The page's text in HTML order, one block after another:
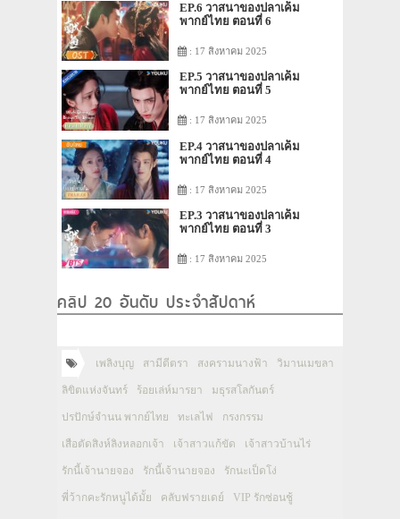
EP.6 วาสนาของปลาเค็ม
พากย์ไทย ตอนที่ 6
: 17 สิงหาคม 2025
EP.5 วาสนาของปลาเค็ม
พากย์ไทย ตอนที่ 5
: 17 สิงหาคม 2025
EP.4 วาสนาของปลาเค็ม
พากย์ไทย ตอนที่ 4
: 17 สิงหาคม 2025
EP.3 วาสนาของปลาเค็ม
พากย์ไทย ตอนที่ 3
: 17 สิงหาคม 2025
คลิป 20 อันดับ ประจำสัปดาห์
เพลิงบุญ สามีตีตรา สงครามนางฟ้า วิมานเมขลา
ลิขิตแห่งจันทร์ ร้อยเล่ห์มารยา มธุรสโลกันตร์
ปรปักษ์จำนน พากย์ไทย ทะเลไฟ กรงกรรม
เสือตัดสิงห์ลิงหลอกเจ้า เจ้าสาวแก้ขัด เจ้าสาวบ้านไร่
รักนี้เจ้านายจอง รักนี้เจ้านายจอง รักนะเป็ดโง่
พี่ว้ากคะรักหนูได้มั้ย คลับฟรายเดย์ VIP รักซ่อนชู้